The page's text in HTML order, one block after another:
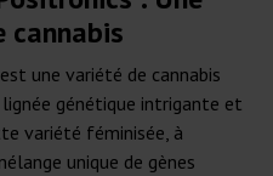
cannabis
une variété de cannabis
génétique intrigante et
variété féminisée, à
unique de gènes